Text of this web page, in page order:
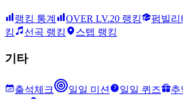
랭킹 통계 OVER LV.20 랭킹 펌빌리
킹
선곡 랭킹 스텝 랭킹
기타
출석체크 일일 미션 일일 퀴즈 추